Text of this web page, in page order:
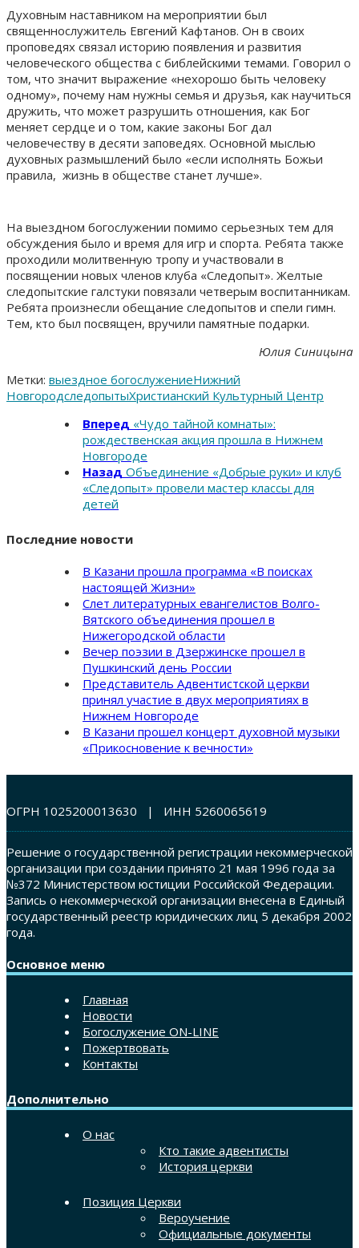
Духовным наставником на мероприятии был
священнослужитель Евгений Кафтанов. Он в своих
проповедях связал историю появления и развития
человеческого общества с библейскими темами. Говорил о
том, что значит выражение «нехорошо быть человеку
одному», почему нам нужны семья и друзья, как научиться
дружить, что может разрушить отношения, как Бог
меняет сердце и о том, какие законы Бог дал
человечеству в десяти заповедях. Основной мыслью
духовных размышлений было «если исполнять Божьи
правила, жизнь в обществе станет лучше».
На выездном богослужении помимо серьезных тем для
обсуждения было и время для игр и спорта. Ребята также
проходили молитвенную тропу и участвовали в
посвящении новых членов клуба «Следопыт». Желтые
следопытские галстуки повязали четверым воспитанникам.
Ребята произнесли обещание следопытов и спели гимн.
Тем, кто был посвящен, вручили памятные подарки.
Юлия Синицына
Метки: выездное богослужениеНижний
НовгородследопытыХристианский Культурный Центр
Вперед «Чудо тайной комнаты»:
рождественская акция прошла в Нижнем
Новгороде
Назад Объединение «Добрые руки» и клуб
«Следопыт» провели мастер классы для
детей
Последние новости
В Казани прошла программа «В поисках
настоящей Жизни»
Слет литературных евангелистов Волго-
Вятского объединения прошел в
Нижегородской области
Вечер поэзии в Дзержинске прошел в
Пушкинский день России
Представитель Адвентистской церкви
принял участие в двух мероприятиях в
Нижнем Новгороде
В Казани прошел концерт духовной музыки
«Прикосновение к вечности»
ОГРН 1025200013630 | ИНН 5260065619
Решение о государственной регистрации некоммерческой
организации при создании принято 21 мая 1996 года за
№372 Министерством юстиции Российской Федерации.
Запись о некоммерческой организации внесена в Единый
государственный реестр юридических лиц 5 декабря 2002
года.
Основное меню
Главная
Новости
Богослужение ON-LINE
Пожертвовать
Контакты
Дополнительно
О нас
Кто такие адвентисты
История церкви
Позиция Церкви
Вероучение
Официальные документы